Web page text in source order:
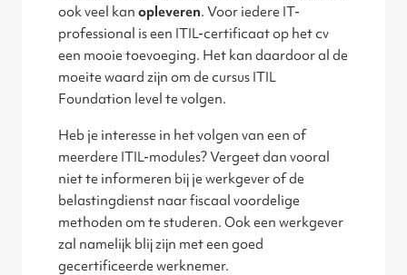
ook veel kan opleveren. Voor iedere IT-
professional is een ITIL-certificaat op het cv
een mooie toevoeging. Het kan daardoor al de
moeite waard zijn om de cursus ITIL
Foundation level te volgen.
Heb je interesse in het volgen van een of
meerdere ITIL-modules? Vergeet dan vooral
niet te informeren bij je werkgever of de
belastingdienst naar fiscaal voordelige
methoden om te studeren. Ook een werkgever
zal namelijk blij zijn met een goed
gecertificeerde werknemer.